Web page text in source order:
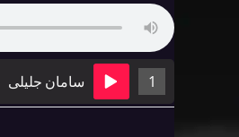
1 سامان جلیلی